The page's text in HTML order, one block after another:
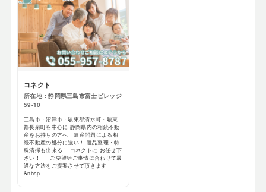
コネクト
所在地：静岡県三島市富士ビレッジ
59-10
三島市・沼津市・駿東郡清水町・駿東
郡長泉町を中心に 静岡県内の相続不動
産をお持ちの方へ 遺産問題による相
続不動産の処分に強い！ 遺品整理・特
殊清掃も出来る！ コネクトに お任せ下
さい！ ご要望やご事情に合わせて最
適な方法をご提案させて頂きます
&nbsp ...